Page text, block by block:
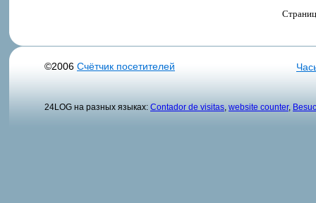
©2006 Счётчик посетителей
24LOG на разных языках: Contador de visitas website counter,